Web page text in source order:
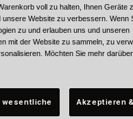
voll zu halten, Ihnen Geräte
Website zu verbessern. Wenn
zu und erlauben uns und unseren
mit der Website zu sammeln, zu
Möchten Sie mehr
wesentliche Akzeptieren